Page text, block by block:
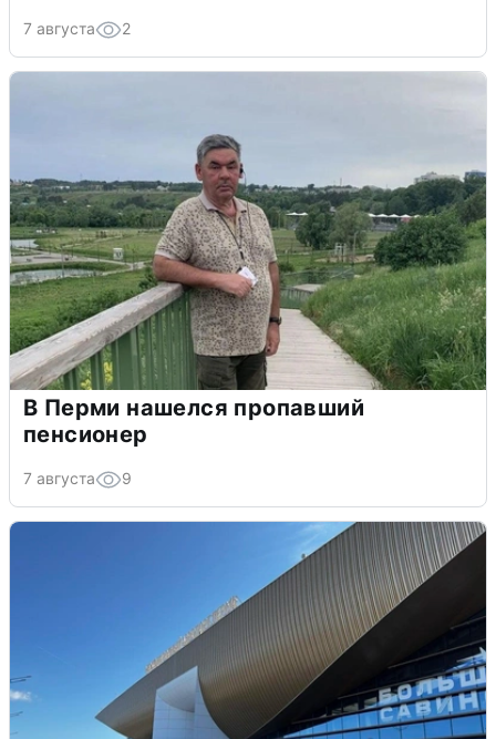
7 августа 2
В Перми нашелся пропавший
пенсионер
7 августа 9